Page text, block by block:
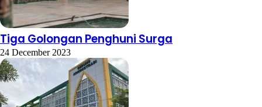
Tiga Golongan Penghuni Surga
24 December 2023